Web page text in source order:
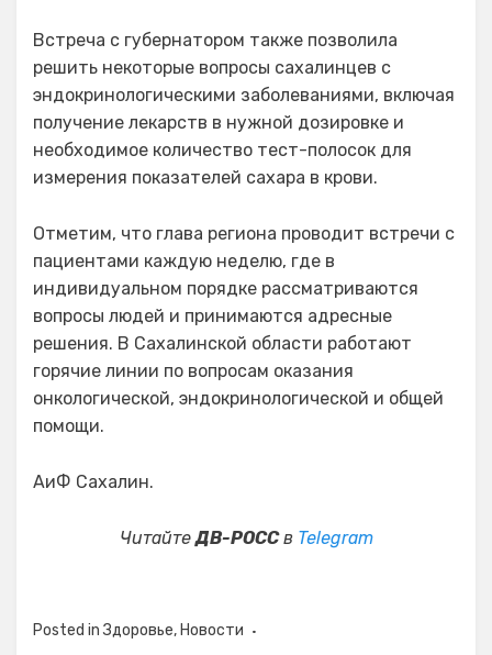
Встреча с губернатором также позволила
решить некоторые вопросы сахалинцев с
эндокринологическими заболеваниями, включая
получение лекарств в нужной дозировке и
необходимое количество тест-полосок для
измерения показателей сахара в крови.
Отметим, что глава региона проводит встречи с
пациентами каждую неделю, где в
индивидуальном порядке рассматриваются
вопросы людей и принимаются адресные
решения. В Сахалинской области работают
горячие линии по вопросам оказания
онкологической, эндокринологической и общей
помощи.
АиФ Сахалин.
ЧитайтеДВ-РОССв Telegram
Posted inЗдоровье, Новости